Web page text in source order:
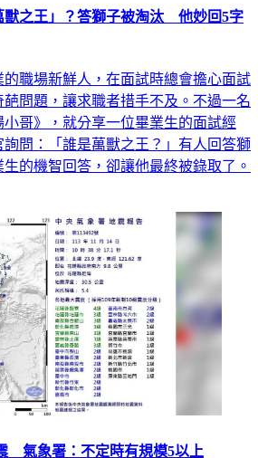
獸之王」？答獅子被淘汰 他妙回5字
職場新鮮人，在面試時總會擔心面試
問題，讓求職者措手不及。不過一名
哥》，就分享一位畢業生的面試經
問：「誰是萬獸之王？」有人回答獅
的機智回答，卻讓他最終被錄取了。
氣象署：不定時有規模5以上